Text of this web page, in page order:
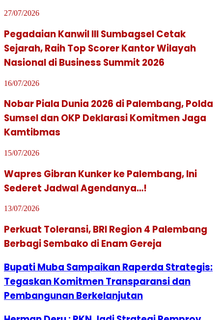
27/07/2026
Pegadaian Kanwil III Sumbagsel Cetak
Sejarah, Raih Top Scorer Kantor Wilayah
Nasional di Business Summit 2026
16/07/2026
Nobar Piala Dunia 2026 di Palembang, Polda
Sumsel dan OKP Deklarasi Komitmen Jaga
Kamtibmas
15/07/2026
Wapres Gibran Kunker ke Palembang, Ini
Sederet Jadwal Agendanya…!
13/07/2026
Perkuat Toleransi, BRI Region 4 Palembang
Berbagi Sembako di Enam Gereja
Bupati Muba Sampaikan Raperda Strategis:
Tegaskan Komitmen Transparansi dan
Pembangunan Berkelanjutan